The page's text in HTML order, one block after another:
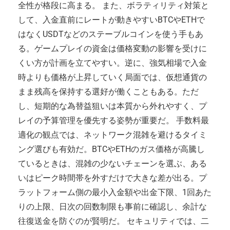
全性が格段に高まる。 また、ボラティリティ対策と
して、入金直前にレートが動きやすいBTCやETHで
はなくUSDTなどのステーブルコインを使う手もあ
る。ゲームプレイの資金は価格変動の影響を受けに
くい方が計画を立てやすい。逆に、強気相場で入金
時よりも価格が上昇していく局面では、仮想通貨の
まま残高を保持する選好が働くこともある。ただ
し、短期的な為替益狙いは本質から外れやすく、プ
レイの予算管理を優先する姿勢が重要だ。 手数料最
適化の観点では、ネットワーク混雑を避けるタイミ
ング選びも有効だ。BTCやETHのガス価格が高騰し
ているときは、混雑の少ないチェーンを選ぶ、ある
いはピーク時間帯を外すだけで大きな差が出る。プ
ラットフォーム側の最小入金額や出金下限、1回あた
りの上限、日次の回数制限も事前に確認し、余計な
往復送金を防ぐのが賢明だ。 セキュリティでは、二